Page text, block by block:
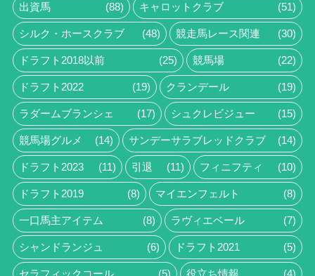
出資馬 (88) キャロットクラブ (51)
シルク・ホースクラブ (48) 競走馬レース関連 (30)
ドラフト2018以前 (25) 競馬場 (22)
ドラフト2022 (19) クランデール (19)
ラダームブランシェ (17) シュクレビジュー (15)
競馬場グルメ (14) サンデーサラブレッドクラブ (14)
ドラフト2023 (11) 引退 (11) フィニフティ (10)
ドラフト2019 (8) マイエンフェルト (8)
一口馬主アイテム (8) ラヴィエベール (7)
シャンドランジュ (6) ドラフト2021 (5)
セラフィックコール (5) 役立ち情報 (4)